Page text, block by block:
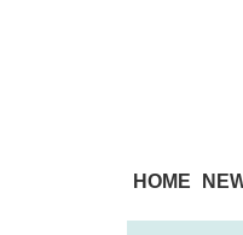
HOME